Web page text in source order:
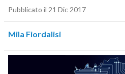
Pubblicato il 21 Dic 2017
Mila Fiordalisi